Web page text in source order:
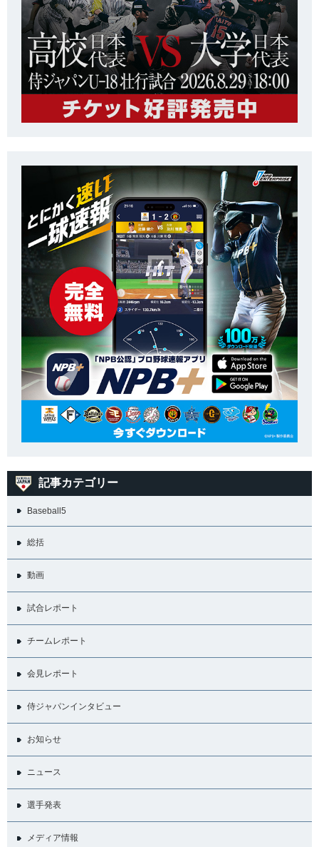
記事カテゴリー
Baseball5
総括
動画
試合レポート
チームレポート
会見レポート
侍ジャパンインタビュー
お知らせ
ニュース
選手発表
メディア情報